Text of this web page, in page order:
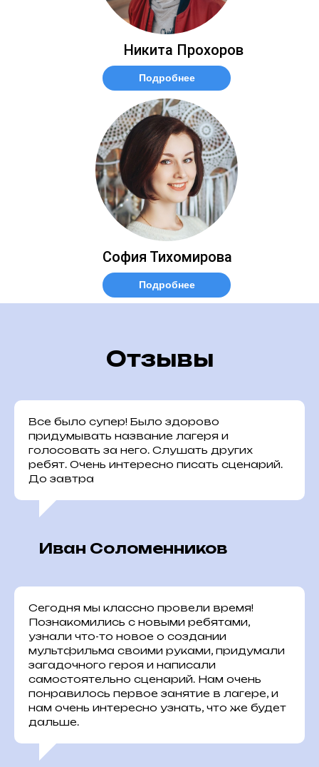
Подробнее
Никита Прохоров
Подробнее
София Тихомирова
Отзывы
Все было супер! Было здорово
придумывать название лагеря и
голосовать за него. Слушать других
ребят. Очень интересно писать сценарий.
До завтра
Иван Соломенников
Сегодня мы классно провели время!
Познакомились с новыми ребятами,
узнали что-то новое о создании
мультфильма своими руками, придумали
загадочного героя и написали
самостоятельно сценарий. Нам очень
понравилось первое занятие в лагере, и
нам очень интересно узнать, что же будет
дальше.